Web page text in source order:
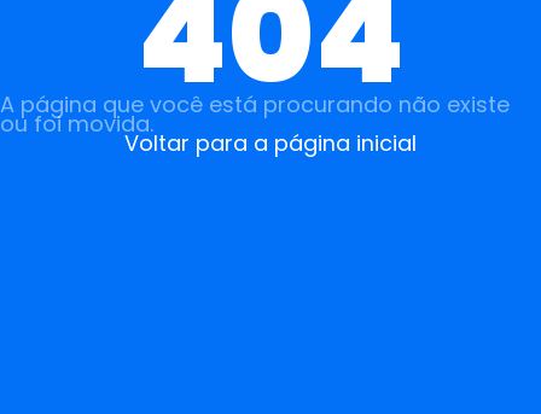
404
A página que você está procurando não existe
ou foi movida.
Voltar para a página inicial